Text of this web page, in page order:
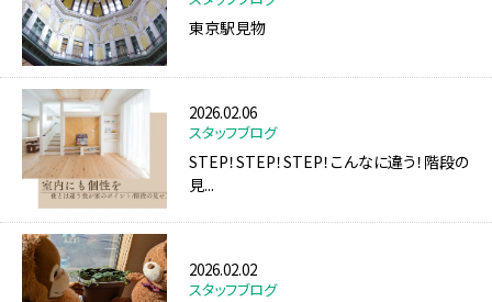
東京駅見物
2026.02.06
スタッフブログ
STEP！STEP！STEP！こんなに違う！階段の
見...
2026.02.02
スタッフブログ